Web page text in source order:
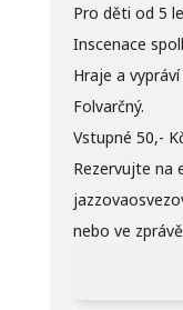
Pro děti od 5
Inscenace
Hraje a
Folvarčný.
Vstupné 50,-
Rezervujte na
nebo ve